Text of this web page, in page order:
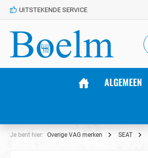
hoofdinhoud
UITSTEKENDE SERVICE
ALGEMEEN
Je bent hier: Overige VAG merken SEAT